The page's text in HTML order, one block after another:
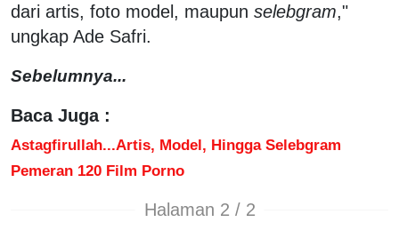
dari artis, foto model, maupun selebgram,"
ungkap Ade Safri.
Sebelumnya...
Baca Juga :
Astagfirullah...Artis, Model, Hingga Selebgram
Pemeran 120 Film Porno
Halaman 2 / 2